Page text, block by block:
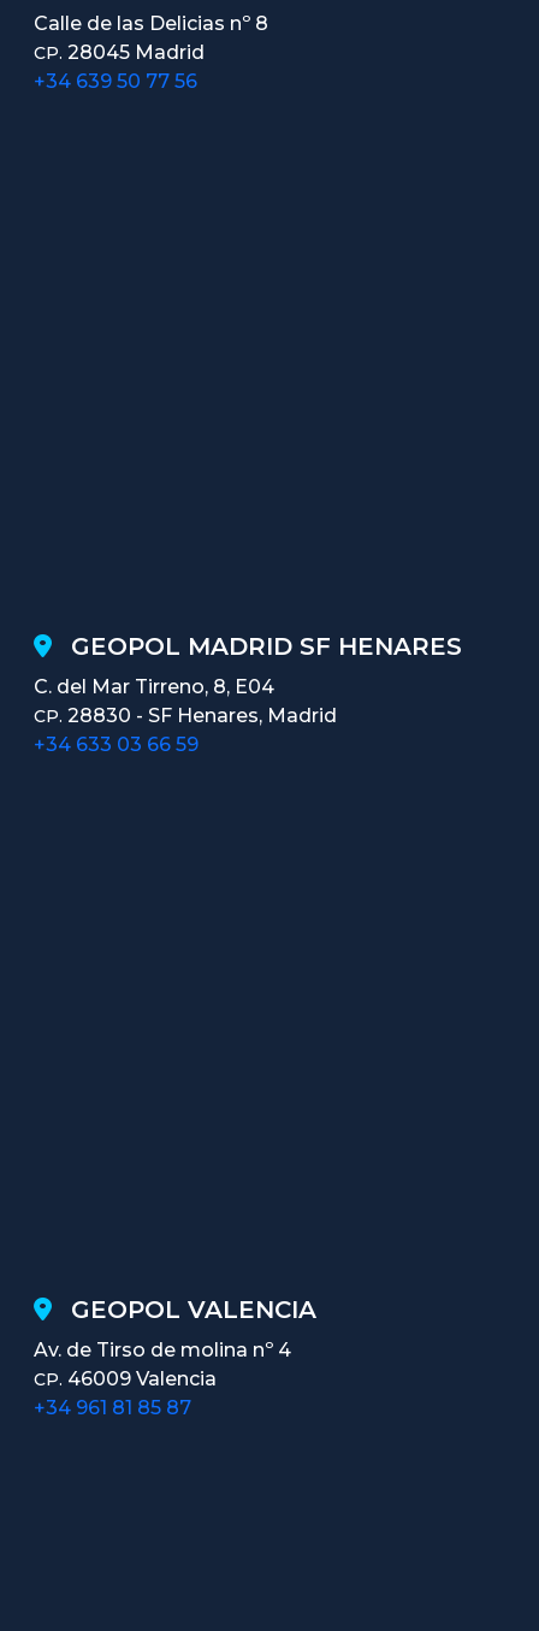
Calle de las Delicias nº 8
CP. 28045 Madrid
+34 639 50 77 56
GEOPOL MADRID SF HENARES
C. del Mar Tirreno, 8, E04
CP. 28830 - SF Henares, Madrid
+34 633 03 66 59
GEOPOL VALENCIA
Av. de Tirso de molina nº 4
CP. 46009 Valencia
+34 961 81 85 87